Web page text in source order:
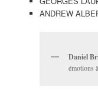
ANDREW
Daniel
émotions